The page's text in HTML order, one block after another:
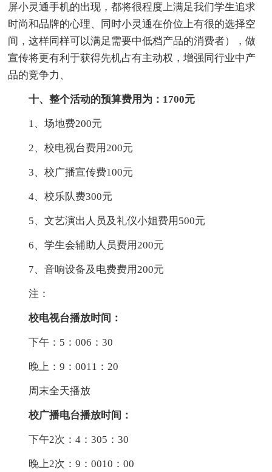
屏小灵通手机的出现，都将很程度上满足我们学生追求
时尚和品牌的心理、同时小灵通在价位上有很的选择空
间，这样同样可以满足需要中低档产品的消费者），做
宣传将更有利于获得先机占有主动权，增强同行业中产
品的竞争力、
十、整个活动的预算费用为：1700元
1、场地费200元
2、校电视台费用200元
3、校广播宣传费100元
4、校乐队费300元
5、文艺演出人员及礼仪小姐费用500元
6、学生会辅助人员费用200元
7、音响设备及电费费用200元
注：
校电视台播放时间：
下午：5：006：30
晚上：9：0011：20
周末全天播放
校广播电台播放时间：
下午2次：4：305：30
晚上2次：9：0010：00